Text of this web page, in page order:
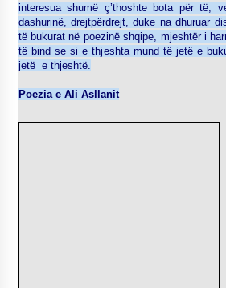
interesua shumë ç’thoshte bota për të,
dashurinë, drejtpërdrejt, duke na dhuruar
të bukurat në poezinë shqipe, mjeshtër i
të bind se si e thjeshta mund të jetë e
jetë e thjeshtë.
Poezia e Ali Asllanit